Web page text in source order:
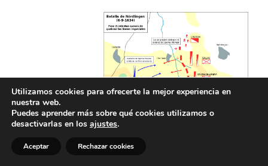
Utilizamos cookies para ofrecerte la mejor experiencia en
nuestra web.
Puedes aprender más sobre qué cookies utilizamos o
desactivarlas en los ajustes.
Aceptar Rechazar cookies